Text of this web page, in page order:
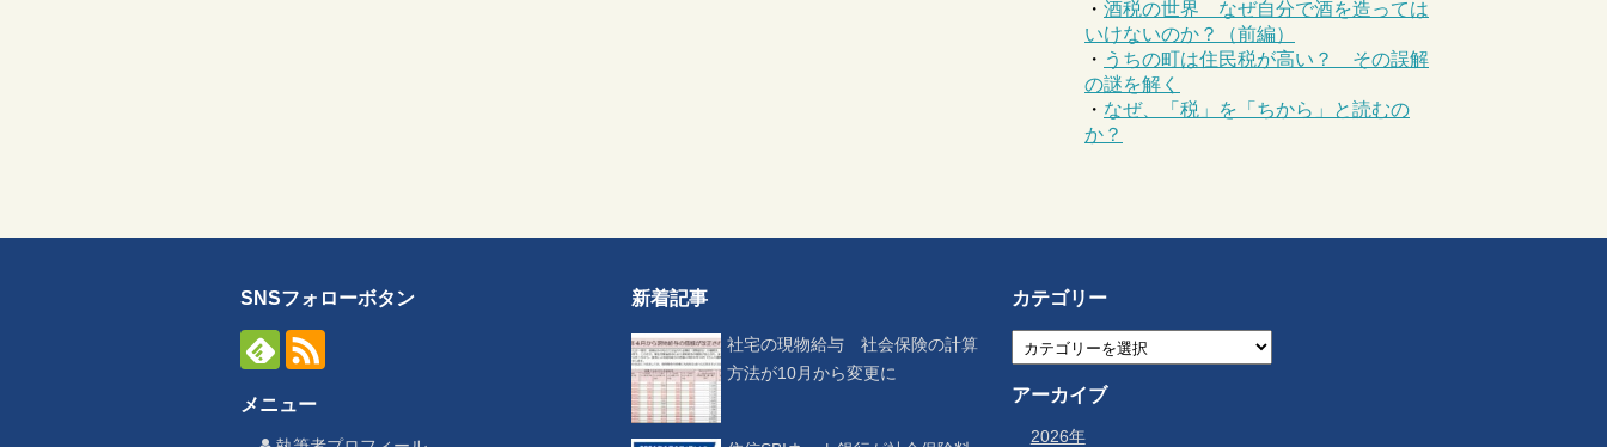
・ 酒税の世界 なぜ自分で酒を造っては
いけないのか？（前編）
・ うちの町は住民税が高い？ その誤解
の謎を解く
・ なぜ、「税」を「ちから」と読むの
か？
SNSフォローボタン
メニュー
新着記事
社宅の現物給与 社会保険の計算
方法が10月から変更に
カテゴリー
アーカイブ
2026年